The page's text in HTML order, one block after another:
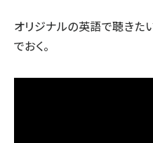
オリジナルの英語で聴き
でおく。